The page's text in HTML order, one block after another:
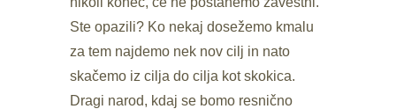
Ste opazili? Ko nekaj dosežemo kmalu
za tem najdemo nek nov cilj in nato
skačemo iz cilja do cilja kot skokica.
Dragi narod, kdaj se bomo resnično